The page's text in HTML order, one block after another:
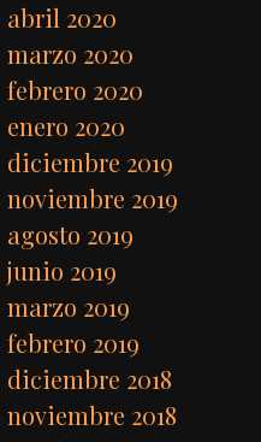
abril 2020
marzo 2020
febrero 2020
enero 2020
diciembre 2019
noviembre 2019
agosto 2019
junio 2019
marzo 2019
febrero 2019
diciembre 2018
noviembre 2018